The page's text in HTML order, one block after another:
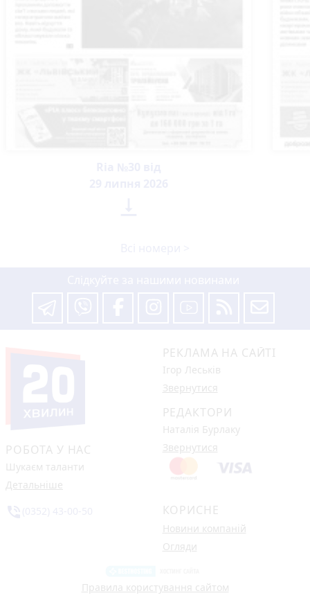
РОБОТА У НАС
Шукаєм таланти
Детальніше
РЕКЛАМА НА САЙТІ
Ігор Леськів
Звернутися
РЕДАКТОРИ
Наталія Бурлаку
Звернутися
КОРИСНЕ
Новини компаній
Огляди
Правила користування сайтом